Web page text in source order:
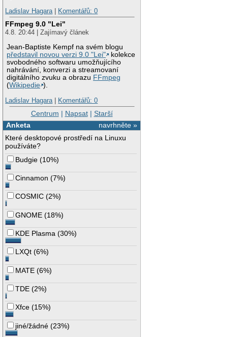
Ladislav Hagara | Komentářů: 0
FFmpeg 9.0 "Lei"
4.8. 20:44 | Zajímavý článek
Jean-Baptiste Kempf na svém blogu
představil novou verzi 9.0 "Lei"
kolekce
svobodného softwaru umožňujícího
nahrávání, konverzi a streamovaní
digitálního zvuku a obrazu FFmpeg
(Wikipedie ).
Ladislav Hagara | Komentářů: 0
Centrum | Napsat| Starší
navrhněte »
Anketa
Které desktopové prostředí na Linuxu
používáte?
Budgie (10%)
Cinnamon (7%)
COSMIC (2%)
GNOME (18%)
KDE Plasma (30%)
LXQt (6%)
MATE (6%)
TDE (2%)
Xfce (15%)
jiné/žádné (23%)